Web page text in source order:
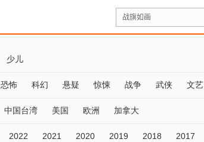
少儿
恐怖 科幻 悬疑 惊悚 战争 武侠 文艺
中国台湾 美国 欧洲 加拿大
2022 2021 2020 2019 2018 2017